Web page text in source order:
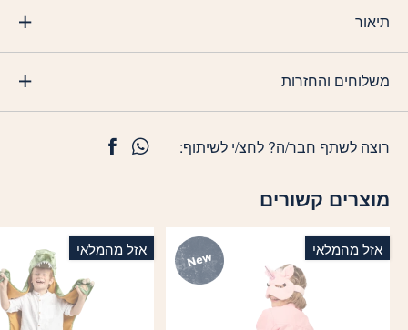
תיאור
משלוחים והחזרות
רוצה לשתף חבר/ה? לחצ/י לשיתוף:
מוצרים קשורים
אזל מהמלאי אזל מהמלאי